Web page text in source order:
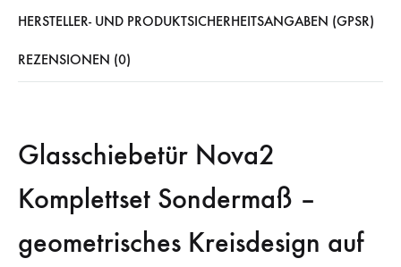
HERSTELLER- UND PRODUKTSICHERHEITSANGABEN (GPSR)
REZENSIONEN (0)
Glasschiebetür Nova2
Komplettset Sondermaß –
geometrisches Kreisdesign auf